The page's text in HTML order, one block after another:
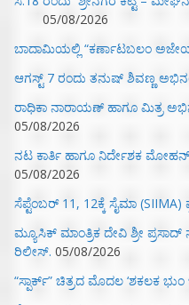
05/08/2026
ಬಾದಾಮಿಯಲ್ಲಿ “ಕರ್ಣಾಟಬಲಂ
ಆಗಸ್ಟ್ 7 ರಂದು ತನುಷ್ ಶಿವಣ್ಣ
ರಾಧಿಕಾ ನಾರಾಯಣ್ ಹಾಗೂ ಮಿತ್ರ
05/08/2026
ನಟ ಕಾರ್ತಿ ಹಾಗೂ ನಿರ್ದೇಶಕ
05/08/2026
ಸೆಪ್ಟೆಂಬರ್ 11, 12ಕ್ಕೆ ಸೈಮಾ (SIIMA)
ಮ್ಯೂಸಿಕ್‌ ಮಾಂತ್ರಿಕ ದೇವಿ ಶ್ರೀ
ರಿಲೀಸ್. 05/08/2026
“ಸ್ಪಾರ್ಕ್” ಚಿತ್ರದ ಮೊದಲ‌ ‘ಶಕಲಕ